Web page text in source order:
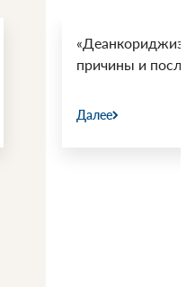
причины и
Далее